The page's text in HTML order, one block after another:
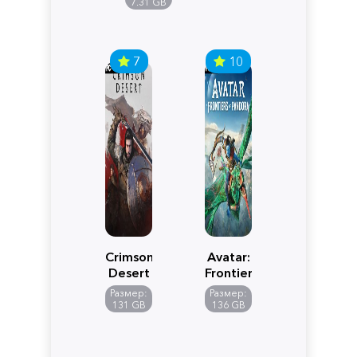
7
Crimson
Desert
Размер:
131 GB
10
Avatar:
Frontiers
of
Pandora
Размер:
136 GB